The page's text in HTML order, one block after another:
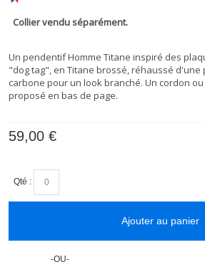
(1 avis)
Collier vendu séparément.
Un pendentif Homme Titane inspiré des
"dog tag", en Titane brossé, réhaussé d'une
carbone pour un look branché. Un cordon
proposé en bas de page.
59,00 €
Qté :
Ajouter au panier
-OU-